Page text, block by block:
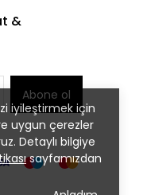
iyileştirmek için
uygun çerezler
Detaylı bilgiye
sayfamızdan
&
Abone ol